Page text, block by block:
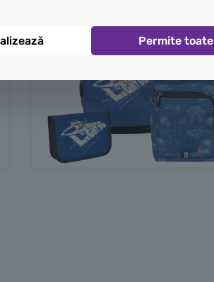
Permite toate